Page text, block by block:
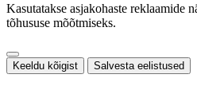
Kasutatakse asjakohaste reklaamide
tõhususe mõõtmiseks.
Keeldu kõigist Salvesta eelistused